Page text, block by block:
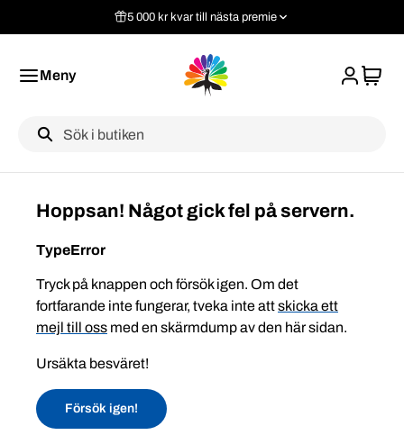
5 000 kr kvar till nästa premie
Meny
Label
Hoppsan! Något gick fel på servern.
TypeError
Tryck på knappen och försök igen. Om det
fortfarande inte fungerar, tveka inte attskicka ett
mejl till oss med en skärmdump av den här sidan.
Ursäkta besväret!
Försök igen!